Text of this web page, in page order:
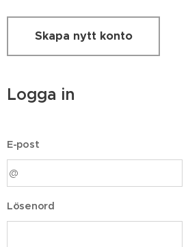
Skapa nytt konto
Logga in
E-post
Lösenord